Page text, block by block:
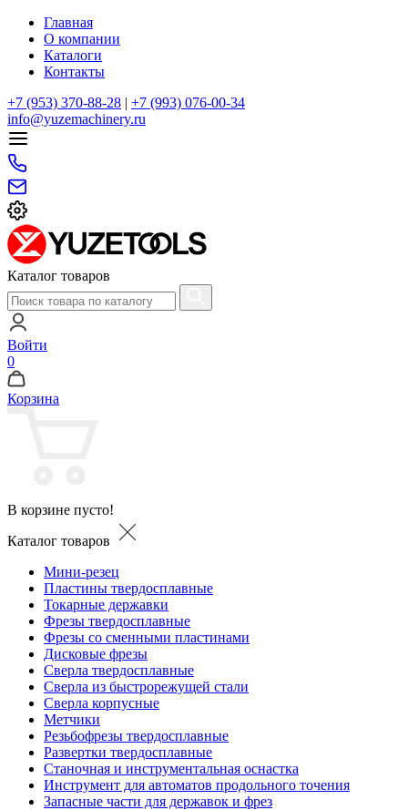
Главная
О компании
Каталоги
Контакты
+7 (953) 370-88-28 | +7 (993) 076-00-34
info@yuzemachinery.ru
Каталог товаров
Войти
0
Корзина
В корзине пусто!
Каталог товаров
Мини-резец
Пластины твердосплавные
Токарные державки
Фрезы твердосплавные
Фрезы со сменными пластинами
Дисковые фрезы
Сверла твердосплавные
Сверла из быстрорежущей стали
Сверла корпусные
Метчики
Резьбофрезы твердосплавные
Развертки твердосплавные
Станочная и инструментальная оснастка
Инструмент для автоматов продольного точения
Запасные части для державок и фрез